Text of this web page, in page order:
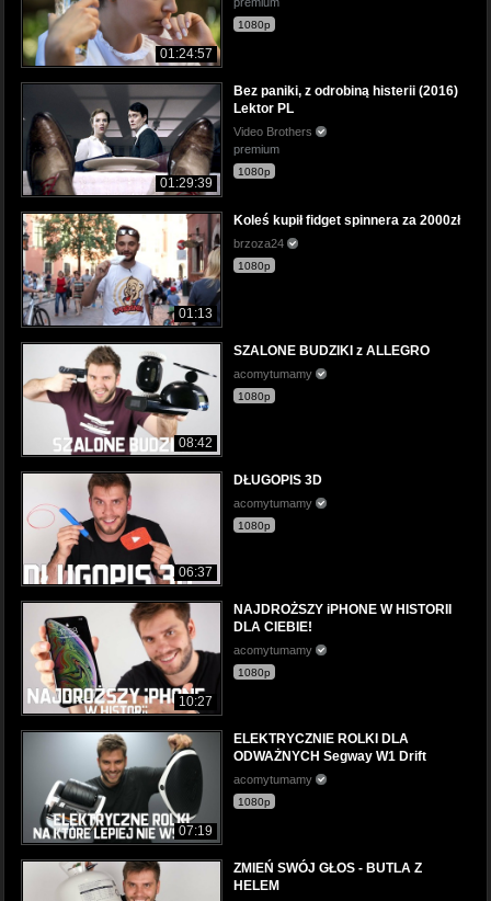
01:24:57
1080p
01:29:39
Bez paniki, z odrobiną histerii (2016)
Lektor PL
Video Brothers
premium
1080p
01:13
Koleś kupił fidget spinnera za 2000zł
brzoza24
1080p
08:42
SZALONE BUDZIKI z ALLEGRO
acomytumamy
1080p
06:37
DŁUGOPIS 3D
acomytumamy
1080p
10:27
NAJDROŻSZY iPHONE W HISTORII
DLA CIEBIE!
acomytumamy
1080p
07:19
ELEKTRYCZNIE ROLKI DLA
ODWAŻNYCH Segway W1 Drift
acomytumamy
1080p
ZMIEŃ SWÓJ GŁOS - BUTLA Z
HELEM